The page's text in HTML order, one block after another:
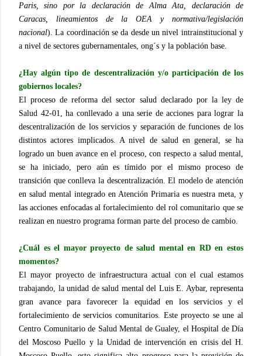
Paris, sino por la declaración de Alma Ata, declaración de
Caracas, lineamientos de la OEA y normativa/legislación
nacional) . La coordinación se da desde un nivel intrainstitucional y
a nivel de sectores gubernamentales, ong´s y la población base.
¿Hay algún tipo de descentralización y/o participación de los
gobiernos locales?
El proceso de reforma del sector salud declarado por la ley de
Salud 42-01, ha conllevado a una serie de acciones para lograr la
descentralización de los servicios y separación de funciones de los
distintos actores implicados. A nivel de salud en general, se ha
logrado un buen avance en el proceso, con respecto a salud mental,
se ha iniciado, pero aún es tímido por el mismo proceso de
transición que conlleva la descentralización. El modelo de atención
en salud mental integrado en Atención Primaria es nuestra meta, y
las acciones enfocadas al fortalecimiento del rol comunitario que se
realizan en nuestro programa forman parte del proceso de cambio.
¿Cuál es el mayor proyecto de salud mental en RD en estos
momentos?
El mayor proyecto de infraestructura actual con el cual estamos
trabajando, la unidad de salud mental del Luis E. Aybar, representa
gran avance para favorecer la equidad en los servicios y el
fortalecimiento de servicios comunitarios. Este proyecto se une al
Centro Comunitario de Salud Mental de Gualey, el Hospital de Día
del Moscoso Puello y la Unidad de intervención en crisis del H.